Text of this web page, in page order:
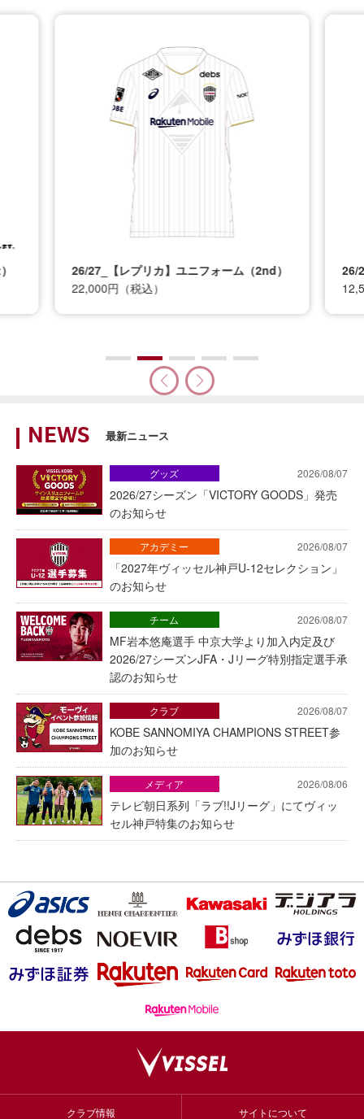
26/27_【レプリカ】ユニフォーム（2nd）
22,000円（税込）
26/
NEWS 最新ニュース
2026/08/07
2026/27シーズン「VICTORY GOODS」発売
のお知らせ
グッズ
2026/08/07
「2027年ヴィッセル神戸U-12セレクション」
のお知らせ
アカデミー
2026/08/07
MF岩本悠庵選手 中京大学より加入内定及び
2026/27シーズンJFA・Jリーグ特別指定選手承
認のお知らせ
チーム
2026/08/07
KOBE SANNOMIYA CHAMPIONS STREET参
加のお知らせ
クラブ
2026/08/06
テレビ朝日系列「ラブ!!Jリーグ」にてヴィッ
セル神戸特集のお知らせ
メディア
クラブ情報 サイトについて